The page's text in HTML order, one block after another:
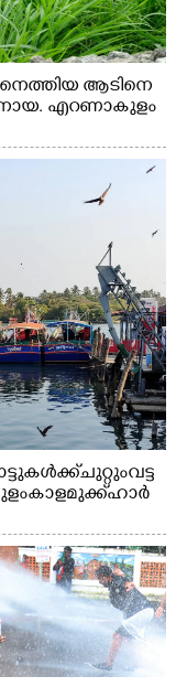
ആടിനെ
എറണാകുളം
ചുറ്റും വട്ട
കാളമുക്ക് ഹാർ